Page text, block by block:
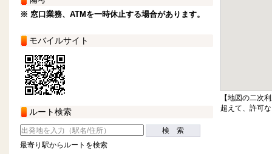
※ 窓口業務、ATMを一時休止する場合があります。
モバイルサイト
ルート検索
検 索
最寄り駅からルートを検索
【地図の二次
超えて、許可